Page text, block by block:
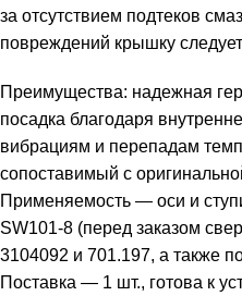
за отсутствием подтеков
повреждений крышку
Преимущества: надежная
посадка благодаря
вибрациям и перепадам
сопоставимый с
Применяемость — оси и
SW101-8 (перед заказом
3104092 и 701.197, а также
Поставка — 1 шт., готова к